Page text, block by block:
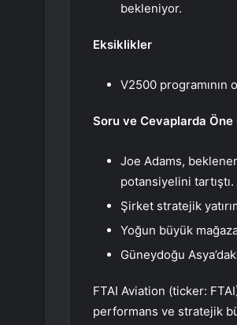
bekleniyor.
Eksiklikler
V2500 programının
Soru ve Cevaplarda Öne
Joe Adams,
potansiyelini tartıştı.
Şirket stratejik
Yoğun büyük
Güneydoğu
FTAI Aviation (ticker:
performans ve stratejik